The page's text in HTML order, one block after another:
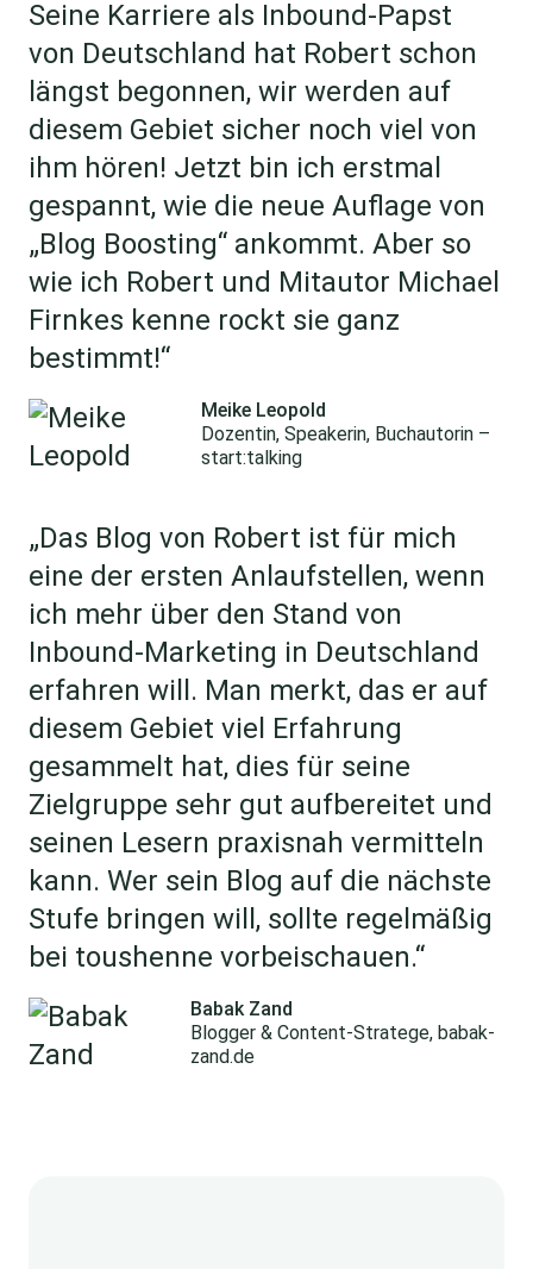
Seine Karriere als Inbound-Papst
von Deutschland hat Robert schon
längst begonnen, wir werden auf
diesem Gebiet sicher noch viel von
ihm hören! Jetzt bin ich erstmal
gespannt, wie die neue Auflage von
„Blog Boosting“ ankommt. Aber so
wie ich Robert und Mitautor Michael
Firnkes kenne rockt sie ganz
bestimmt!“
Meike Leopold
Dozentin, Speakerin, Buchautorin –
start:talking
„Das Blog von Robert ist für mich
eine der ersten Anlaufstellen, wenn
ich mehr über den Stand von
Inbound-Marketing in Deutschland
erfahren will. Man merkt, das er auf
diesem Gebiet viel Erfahrung
gesammelt hat, dies für seine
Zielgruppe sehr gut aufbereitet und
seinen Lesern praxisnah vermitteln
kann. Wer sein Blog auf die nächste
Stufe bringen will, sollte regelmäßig
bei toushenne vorbeischauen.“
Babak Zand
Blogger & Content-Stratege, babak-
zand.de